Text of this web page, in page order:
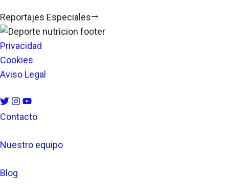
Reportajes Especiales
Privacidad
Cookies
Aviso Legal
Contacto
Nuestro equipo
Blog